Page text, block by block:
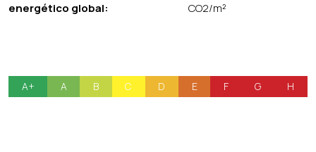
energético global:
CO2/m²
A+ A B C D E F G H